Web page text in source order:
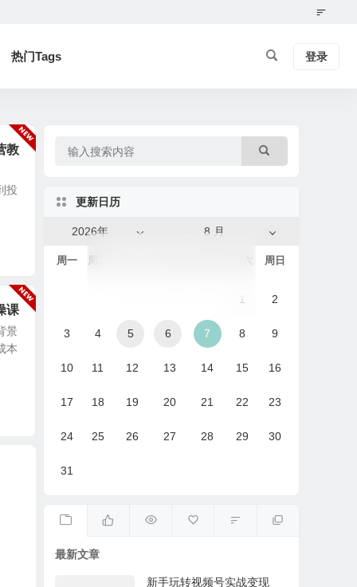
热门Tags 登录
教
投
课
景
本
更新日历
8 月
2026年
周一 周二 周六 周日
1 2
3 4 5 6 7 8 9
10 11 12 13 14 15 16
17 18 19 20 21 22 23
24 25 26 27 28 29 30
31
最新文章
新手玩转视频号实战变现